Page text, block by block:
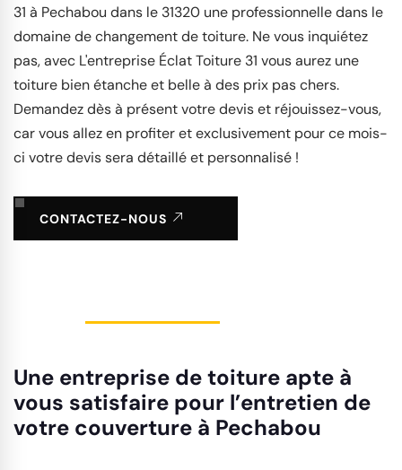
31 à Pechabou dans le 31320 une professionnelle dans le
domaine de changement de toiture. Ne vous inquiétez
pas, avec L'entreprise Éclat Toiture 31 vous aurez une
toiture bien étanche et belle à des prix pas chers.
Demandez dès à présent votre devis et réjouissez-vous,
car vous allez en profiter et exclusivement pour ce mois-
ci votre devis sera détaillé et personnalisé !
CONTACTEZ-NOUS
Une entreprise de toiture apte à
vous satisfaire pour l’entretien de
votre couverture à Pechabou